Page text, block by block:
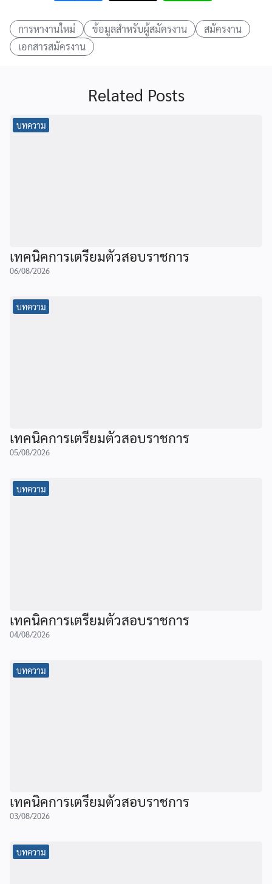
การหางานใหม่ ข้อมูลสำหรับผู้สมัครงาน
สมัครงาน
เอกสารสมัครงาน
Related Posts
บทความ
เทคนิคการเตรียมตัวสอบราชการ
06/08/2026
บทความ
เทคนิคการเตรียมตัวสอบราชการ
05/08/2026
บทความ
เทคนิคการเตรียมตัวสอบราชการ
04/08/2026
บทความ
เทคนิคการเตรียมตัวสอบราชการ
03/08/2026
บทความ